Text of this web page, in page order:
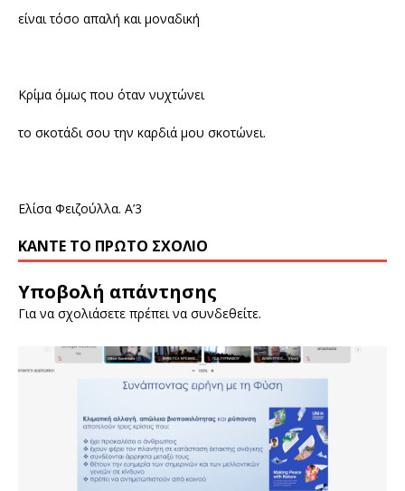
είναι τόσο απαλή και μοναδική
Κρίμα όμως που όταν νυχτώνει
το σκοτάδι σου την καρδιά μου σκοτώνει.
Ελίσα Φειζούλλα. Α’3
ΚΆΝΤΕ ΤΟ ΠΡΏΤΟ ΣΧΌΛΙΟ
Υποβολή απάντησης
Για να σχολιάσετε πρέπει να συνδεθείτε.